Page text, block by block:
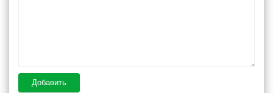
Добавить